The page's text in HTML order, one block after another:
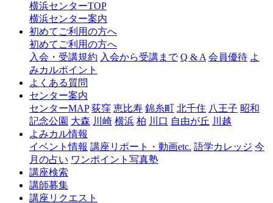
横浜センターTOP
横浜センター案内
初めてご利用の方へ
初めてご利用の方へ
入会・受講規約 入会から受講まで Q & A 会員優待 よ
みカルポイント
よくある質問
センター案内
センターMAP 荻窪 恵比寿 錦糸町 北千住 八王子 昭和
記念公園 大森 川崎 横浜 柏 川口 自由が丘 川越
よみカル情報
イベント情報 講座リポート・動画etc. 語学カレッジ 今
月の占い ワンポイント写真塾
講座検索
講師募集
講座リクエスト